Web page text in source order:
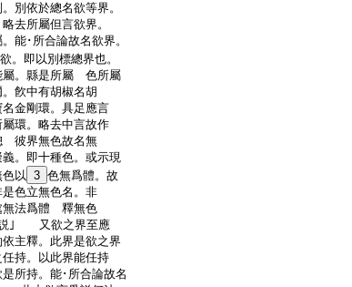
別依於總名欲等界。
去所屬但言欲界。
能･所合論故名欲界。
。即以別標總界也。
屬。縣是所屬 色所屬
飮中有胡椒名胡
金剛環。具足應言
環。略去中言故作
彼界無色故名無
。即十種色。或示現
以 3 色無爲體。故
色立無色名。非
無法爲體 釋無色
説｣ 又欲之界至應
主釋。此界是欲之界
持。以此界能任持
所持。能･所合論故名